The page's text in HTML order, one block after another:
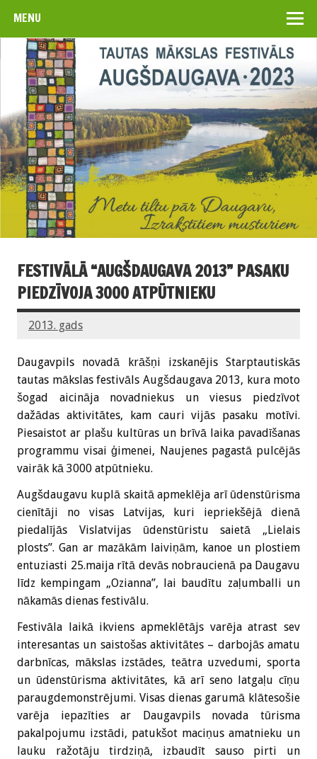
MENU
FESTIVĀLĀ “AUGŠDAUGAVA 2013” PASAKU
PIEDZĪVOJA 3000 ATPŪTNIEKU
2013. gads
Daugavpils novadā krāšņi izskanējis Starptautiskās
tautas mākslas festivāls Augšdaugava 2013, kura moto
šogad aicināja novadniekus un viesus piedzīvot
dažādas aktivitātes, kam cauri vijās pasaku motīvi.
Piesaistot ar plašu kultūras un brīvā laika pavadīšanas
programmu visai ģimenei, Naujenes pagastā pulcējās
vairāk kā 3000 atpūtnieku.
Augšdaugavu kuplā skaitā apmeklēja arī ūdenstūrisma
cienītāji no visas Latvijas, kuri iepriekšējā dienā
piedalījās Vislatvijas ūdenstūristu saietā „Lielais
plosts”. Gan ar mazākām laiviņām, kanoe un plostiem
entuziasti 25.maija rītā devās nobraucienā pa Daugavu
līdz kempingam „Ozianna”, lai baudītu zaļumballi un
nākamās dienas festivālu.
Festivāla laikā ikviens apmeklētājs varēja atrast sev
interesantas un saistošas aktivitātes – darbojās amatu
darbnīcas, mākslas izstādes, teātra uzvedumi, sporta
un ūdenstūrisma aktivitātes, kā arī seno latgaļu cīņu
paraugdemonstrējumi. Visas dienas garumā klātesošie
varēja iepazīties ar Daugavpils novada tūrisma
pakalpojumu izstādi, patukšot maciņus amatnieku un
lauku ražotāju tirdziņā, izbaudīt sauso pirti un